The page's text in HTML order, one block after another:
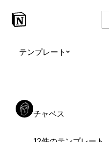
テンプレート
チャベス